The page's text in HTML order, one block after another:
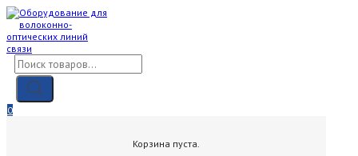
Skip
content
Поиск
товаров
0
Корзина пуста.